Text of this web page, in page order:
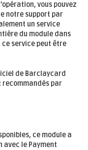
vous pouvez
notre support par
un service
du module dans
ce service peut être
de Barclaycard
recommandés par
ce module a
le Payment